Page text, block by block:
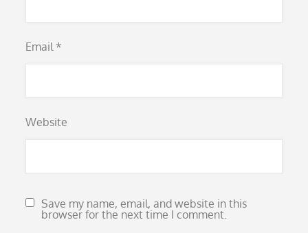
Email *
Website
Save my name, email, and website in this
browser for the next time I comment.